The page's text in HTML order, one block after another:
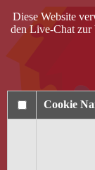
Diese Website
den Live-Chat zur
Cookie